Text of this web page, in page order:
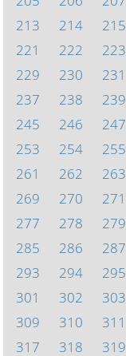
213
214 215
221
222 223
229
230 231
237
238 239
245
246 247
253
254 255
261
262 263
269
270 271
277
278 279
285
286 287
293
294 295
301
302 303
309
310 311
317
318 319